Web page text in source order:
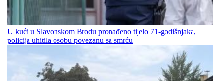
U kući u Slavonskom Brodu pronađeno tijelo 71-godišnjaka,
policija uhitila osobu povezanu sa smrću